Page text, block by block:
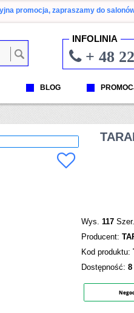
promocja, zapraszamy do
INFOLINIA
+ 48
BLOG
Wys.117
Producent:
Kod produktu:
Dostępność:8